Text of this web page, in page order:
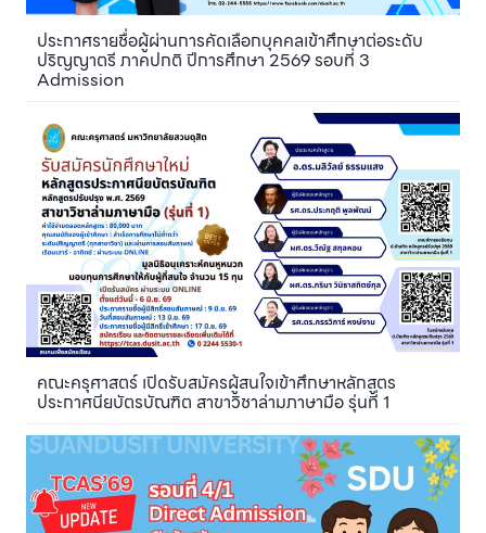
ประกาศรายชื่อผู้ผ่านการคัดเลือกบุคคลเข้าศึกษาต่อระดับ
ปริญญาตรี ภาคปกติ ปีการศึกษา 2569 รอบที่ 3
Admission
คณะครุศาสตร์ เปิดรับสมัครผู้สนใจเข้าศึกษาหลักสูตร
ประกาศนียบัตรบัณฑิต สาขาวิชาล่ามภาษามือ รุ่นที่ 1